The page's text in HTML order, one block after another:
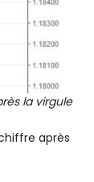
la virgule
après